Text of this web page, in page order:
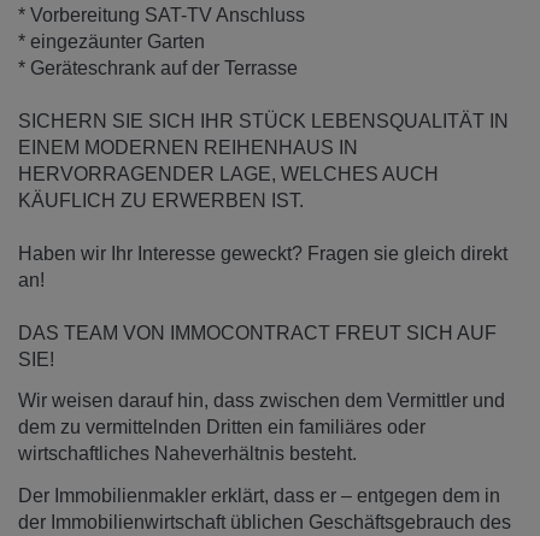
* Vorbereitung SAT-TV Anschluss
* eingezäunter Garten
* Geräteschrank auf der Terrasse
SICHERN SIE SICH IHR STÜCK LEBENSQUALITÄT IN
EINEM MODERNEN REIHENHAUS IN
HERVORRAGENDER LAGE, WELCHES AUCH
KÄUFLICH ZU ERWERBEN IST.
Haben wir Ihr Interesse geweckt? Fragen sie gleich direkt
an!
DAS TEAM VON IMMOCONTRACT FREUT SICH AUF
SIE!
Wir weisen darauf hin, dass zwischen dem Vermittler und
dem zu vermittelnden Dritten ein familiäres oder
wirtschaftliches Naheverhältnis besteht.
Der Immobilienmakler erklärt, dass er – entgegen dem in
der Immobilienwirtschaft üblichen Geschäftsgebrauch des